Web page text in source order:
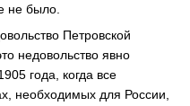
не было.
Петровской
недовольство явно
года, когда все
необходимых для России,